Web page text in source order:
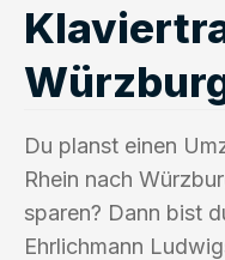
Du planst einen
Rhein nach
sparen? Dann bist
Ehrlichmann